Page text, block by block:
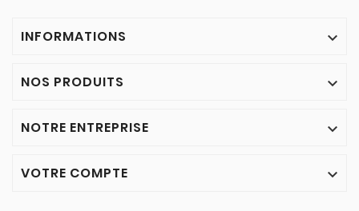
INFORMATIONS 
NOS PRODUITS 
NOTRE ENTREPRISE 
VOTRE COMPTE 